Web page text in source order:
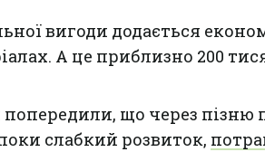
вигоди додається
А це приблизно 200
що через пізню
слабкий розвиток,